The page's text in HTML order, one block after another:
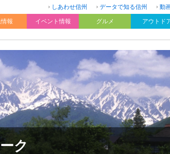
しあわせ信州 データで知る信州 動
報 イベント情報 グルメ アウトド
ク